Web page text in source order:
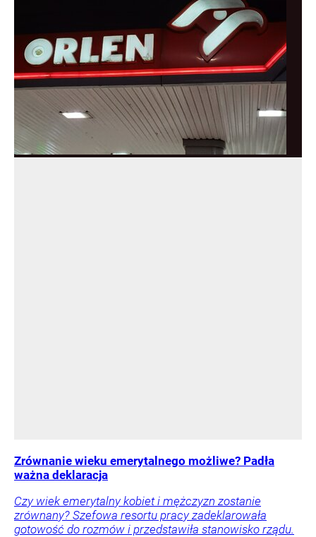
Zrównanie wieku emerytalnego możliwe? Padła
ważna deklaracja
Czy wiek emerytalny kobiet i mężczyzn zostanie
zrównany? Szefowa resortu pracy zadeklarowała
gotowość do rozmów i przedstawiła stanowisko rządu.